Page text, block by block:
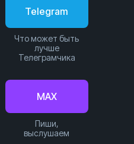
Telegram
Что может быть
лучше
Телеграмчика
MAX
Пиши,
выслушаем